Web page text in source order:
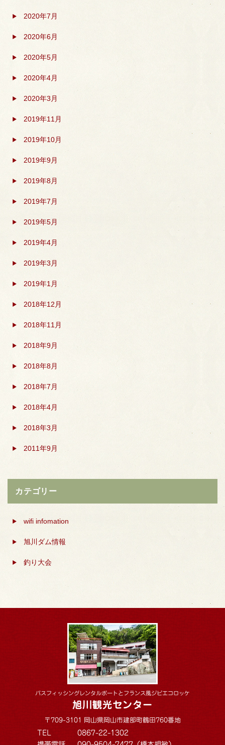
2020年7月
2020年6月
2020年5月
2020年4月
2020年3月
2019年11月
2019年10月
2019年9月
2019年8月
2019年7月
2019年5月
2019年4月
2019年3月
2019年1月
2018年12月
2018年11月
2018年9月
2018年8月
2018年7月
2018年4月
2018年3月
2011年9月
カテゴリー
wifi infomation
旭川ダム情報
釣り大会
バスフィッシングレンタルボートとフランス風ジビエコロッケ
旭川観光センター
〒709-3101 岡山県岡山市建部町鶴田760番地
TEL
0867-22-1302